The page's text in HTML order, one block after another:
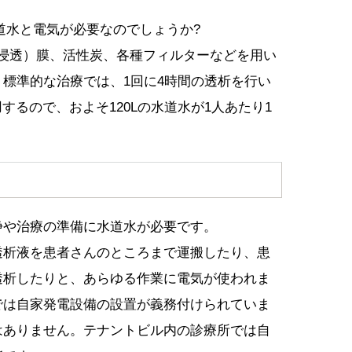
水と電気が必要なのでしょうか?
透）膜、活性炭、各種フィルターなどを用い
準的な治療では、1回に4時間の透析を行い
るので、およそ120Lの水道水が1人あたり1
治療の準備に水道水が必要です。
液を患者さんのところまで運搬したり、患
したりと、あらゆる作業に電気が使われま
自家発電設備の設置が義務付けられていま
りません。テナントビル内の診療所では自